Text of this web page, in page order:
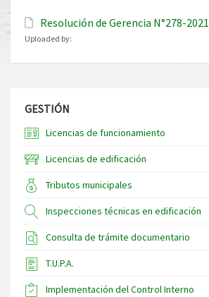
Resolución de Gerencia N°278-2021
Uploaded by:
GESTIÓN
Licencias de funcionamiento
Licencias de edificación
Tributos municipales
Inspecciones técnicas en edificación
Consulta de trámite documentario
T.U.P.A.
Implementación del Control Interno